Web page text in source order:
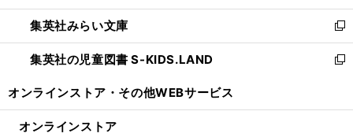
開
く
ウ
で
開
く
ン
ド
ウ
で
ウ
ィ
ン
ド
開
集英社みらい文庫
新
し
い
ン
集英社の児童図書 S-KIDS.LAND
新
ウ
オンラインストア・ その他WEBサービス
オンラインストア